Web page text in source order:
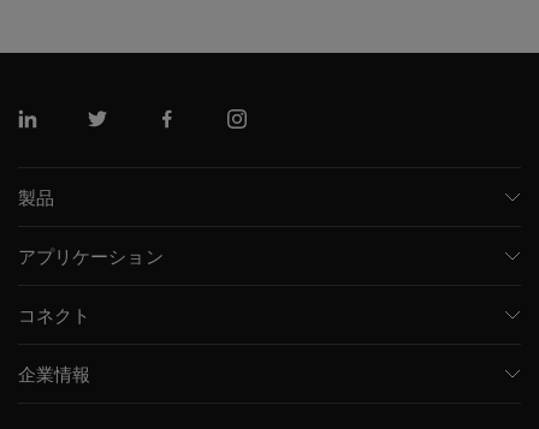
リンクトインツイッターフェイスブックインスタグラム
製品
キャピラリー電気泳動機器
統合ソリューション
アプリケーション
環境分析
法医学ソリューション
コネクト
トレーニング
企業情報